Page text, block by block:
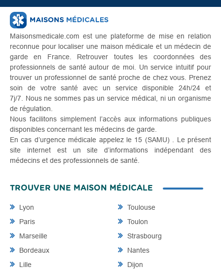
Maisonsmedicale.com est une plateforme de mise en relation
reconnue pour localiser une maison médicale et un médecin de
garde en France. Retrouver toutes les coordonnées des
professionnels de santé autour de moi. Un service intuitif pour
trouver un professionnel de santé proche de chez vous. Prenez
soin de votre santé avec un service disponible 24h/24 et
7j/7. Nous ne sommes pas un service médical, ni un organisme
de régulation.
Nous facilitons simplement l’accès aux informations publiques
disponibles concernant les médecins de garde.
En cas d’urgence médicale appelez le 15 (SAMU) . Le présent
site internet est un site d’informations indépendant des
médecins et des professionnels de santé.
TROUVER UNE MAISON MÉDICALE
Lyon
Paris
Marseille
Bordeaux
Lille
Toulouse
Toulon
Strasbourg
Nantes
Dijon